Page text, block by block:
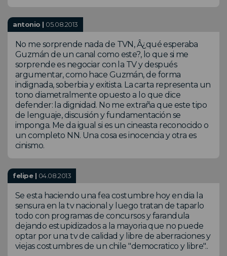
antonio | 05.08.2013
No me sorprende nada de TVN, Â¿qué esperaba
Guzmán de un canal como este?, lo que si me
sorprende es negociar con la TV y después
argumentar, como hace Guzmán, de forma
indignada, soberbia y exitista. La carta representa un
tono diametralmente opuesto a lo que dice
defender: la dignidad. No me extraña que este tipo
de lenguaje, discusión y fundamentación se
imponga. Me da igual si es un cineasta reconocido o
un completo NN. Una cosa es inocencia y otra es
cinismo.
felipe | 04.08.2013
Se esta haciendo una fea costumbre hoy en dia la
sensura en la tv nacional y luego tratan de taparlo
todo con programas de concursos y farandula
dejando estupidizados a la mayoria que no puede
optar por una tv de calidad y libre de aberraciones y
viejas costumbres de un chile "democratico y libre"..